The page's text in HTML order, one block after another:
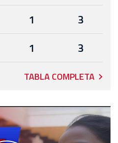
1
3
1 3
TABLA COMPLETA